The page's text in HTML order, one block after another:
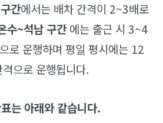
간에서는 배차 간격이 2~3배로
수~석남 구간에는 출근 시 3~4
로 운행하며 평일 평시에는 12
으로 운행됩니다.
는 아래와 같습니다.